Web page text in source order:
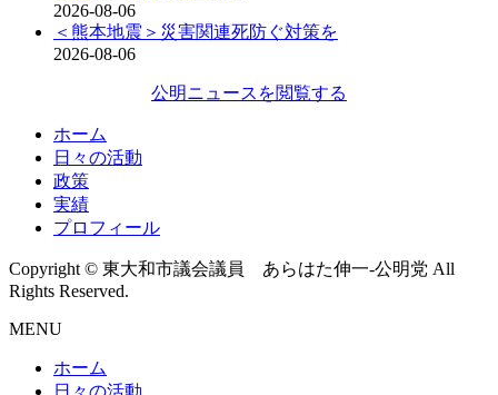
2026-08-06
＜熊本地震＞災害関連死防ぐ対策を
2026-08-06
公明ニュースを閲覧する
ホーム
日々の活動
政策
実績
プロフィール
Copyright © 東大和市議会議員 あらはた伸一-公明党 All
Rights Reserved.
MENU
ホーム
日々の活動